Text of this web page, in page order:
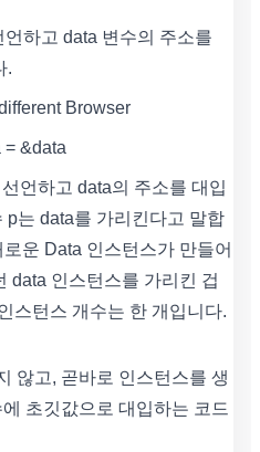
하고 data 변수의 주소를
.
Browser
&data
언하고 data의 주소를 대입
p는 data를 가리킨다고 말합
운 Data 인스턴스가 만들어
data 인스턴스를 가리킨 겁
스턴스 개수는 한 개입니다.
않고, 곧바로 인스턴스를 생
초깃값으로 대입하는 코드